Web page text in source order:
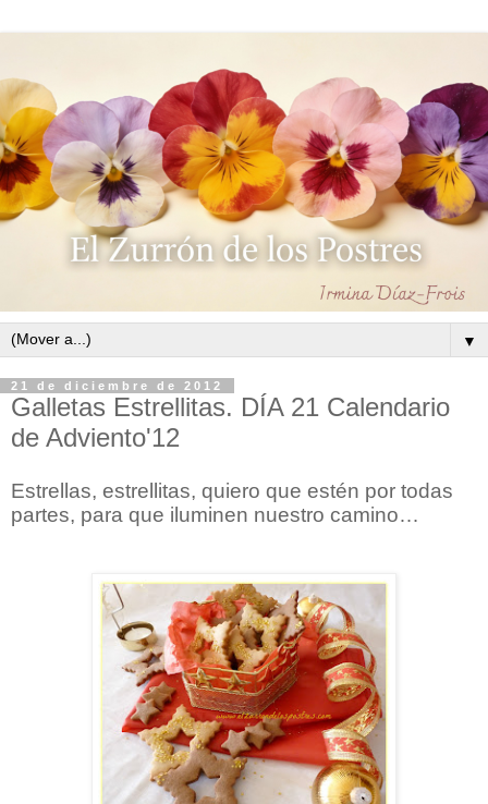
▼
21 de diciembre de 2012
Galletas Estrellitas. DÍA 21 Calendario
de Adviento'12
Estrellas, estrellitas, quiero que estén por todas
partes, para que iluminen nuestro camino…